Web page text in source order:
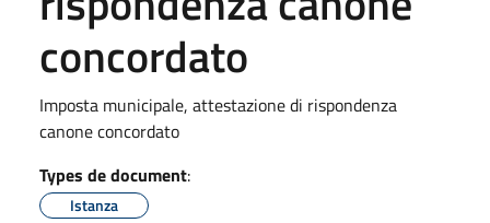
concordato
Imposta municipale, attestazione di rispondenza
canone concordato
Types de document:
Istanza